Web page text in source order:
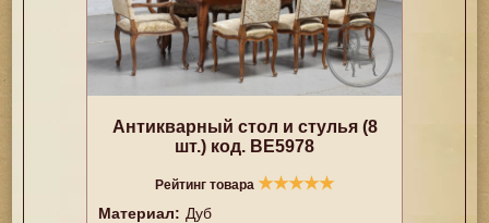
Антикварный стол и стулья (8
шт.) код. BE5978
Рейтинг товара ★★★★★
Материал: Дуб